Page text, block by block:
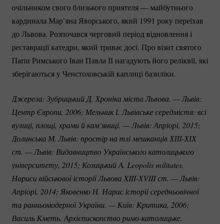
очільником свого близького приятеля — майбутнього
кардинала Мар’яна Яворського, який 1991 року переїхав
до Львова. Розпочався черговий період відновлення і
реставрації катедри, який триває досі. Про візит святого
Папи Римського Іван Павла ІІ нагадують його реліквії, які
зберігаються у Ченстоховській каплиці базиліки.
Джерела: Зубрицький Д. Хроніка міста Львова. — Львів:
Центр Європи, 2006; Мельник І. Львівське середмістя: всі
вулиці, площі, храми й кам’яниці. — Львів: Апріорі, 2015;
Долинська М. Львів: простір на тлі мешканців ХІІІ-ХІХ
ст. — Львів: Видавництво Українського католицького
університету, 2015; Козицький А. Leopolis militates.
Нариси військової історії Львова XIII-XVIII ст. — Львів:
Апріорі, 2014; Яковенко Н. Нарис історії середньовічної
та ранньомодерної України. — Київ: Критика, 2006;
Василь Кметь. Архієпископство римо-католицьке.